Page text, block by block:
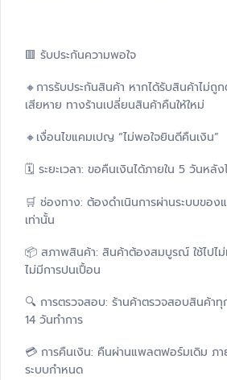
🟥 รับประกันความพอใจ
🔸การรับประกันสินค้า หากได้รับสินค้าไม่ถู
เสียหาย ทางร้านเปลี่ยนสินค้าคืนให้ใหม่
🔸เงื่อนไขแคมเปญ “ไม่พอใจยินดีคืนเงิน”
🗓️ ระยะเวลา: ขอคืนเงินได้ภายใน 5 วันหลั
🛒 ช่องทาง: ต้องดำเนินการผ่านระบบขอ
เท่านั้น
📦 สภาพสินค้า: สินค้าต้องสมบูรณ์ ใช้ไปไม่
ไม่มีการปนเปื้อน
🔍 การตรวจสอบ: ร้านค้าตรวจสอบสินค้าทุ
14 วันทำการ
💳 การคืนเงิน: คืนผ่านแพลตฟอร์มเดิม ภาย
ระบบกำหนด